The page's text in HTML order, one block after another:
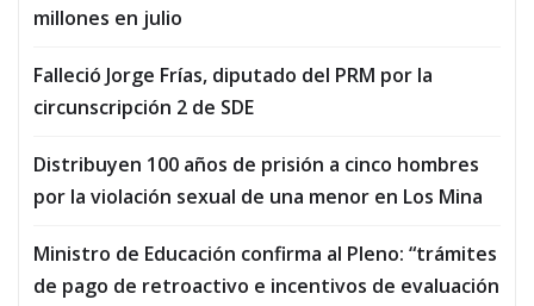
millones en julio
Falleció Jorge Frías, diputado del PRM por la
circunscripción 2 de SDE
Distribuyen 100 años de prisión a cinco hombres
por la violación sexual de una menor en Los Mina
Ministro de Educación confirma al Pleno: “trámites
de pago de retroactivo e incentivos de evaluación